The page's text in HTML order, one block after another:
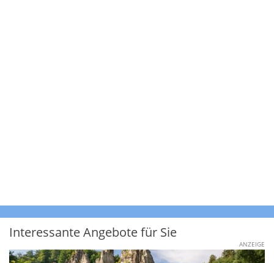
Interessante Angebote für Sie
ANZEIGE